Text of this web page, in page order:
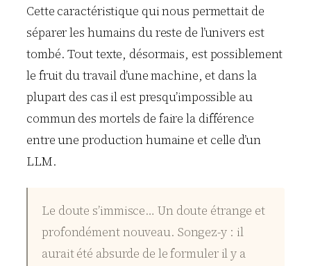
Cette caractéristique qui nous permettait de
séparer les humains du reste de l’univers est
tombé. Tout texte, désormais, est possiblement
le fruit du travail d’une machine, et dans la
plupart des cas il est presqu’impossible au
commun des mortels de faire la différence
entre une production humaine et celle d’un
LLM.
Le doute s’immisce… Un doute étrange et
profondément nouveau. Songez-y : il
aurait été absurde de le formuler il y a